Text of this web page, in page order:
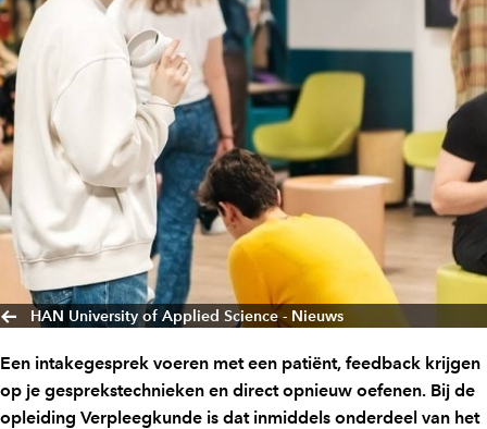
HAN University of Applied Science - Nieuws
Een intakegesprek voeren met een patiënt, feedback krijgen
op je gesprekstechnieken en direct opnieuw oefenen. Bij de
opleiding Verpleegkunde is dat inmiddels onderdeel van het